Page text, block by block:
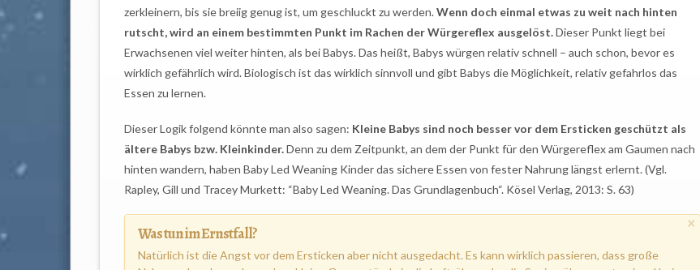
zerkleinern, bis sie breiig genug ist, um geschluckt zu werden.Wenn doch einmal etwas zu weit nach hinten
rutscht, wird an einem bestimmten Punkt im Rachen der Würgereflex ausgelöst.Dieser Punkt liegt bei
Erwachsenen viel weiter hinten, als bei Babys. Das heißt, Babys würgen relativ schnell – auch schon, bevor es
wirklich gefährlich wird. Biologisch ist das wirklich sinnvoll und gibt Babys die Möglichkeit, relativ gefahrlos das
Essen zu lernen.
Dieser Logik folgend könnte man also sagen: Kleine Babys sind noch besser vor dem Ersticken geschützt als
ältere Babys bzw. Kleinkinder.Denn zu dem Zeitpunkt, an dem der Punkt für den Würgereflex am Gaumen nach
hinten wandern, haben Baby Led Weaning Kinder das sichere Essen von fester Nahrung längst erlernt. (Vgl.
Rapley, Gill und Tracey Murkett: “Baby Led Weaning. Das Grundlagenbuch“. Kösel Verlag, 2013: S. 63)
×
Was tun im Ernstfall?
Natürlich ist die Angst vor dem Ersticken aber nicht ausgedacht. Es kann wirklich passieren, dass große